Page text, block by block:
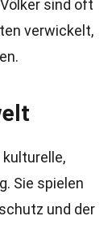
sind oft
verwickelt,
Sie spielen
und der